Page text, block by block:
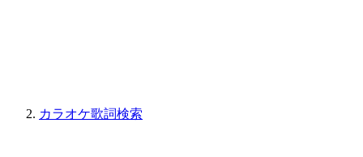
カラオケ歌詞検索